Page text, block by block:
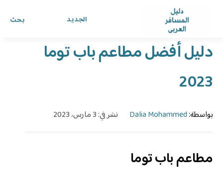
بحث الجديد
دليل المسافر العربي ›الدليل›
دليل أفضل مطاعم باب توما
2023
بواسطة:Dalia Mohammed نشر في: 3 مارس، 2023
مطاعم باب توما